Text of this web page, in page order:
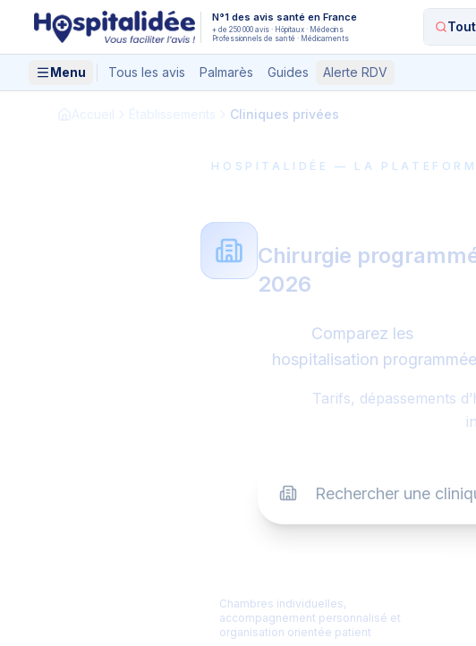
Aller au contenu principal N°1 des avis santé en France
+ de 250 000 avis · Hôpitaux · Médecins
Professionnels de santé · Médicaments
Tout
Menu Tous les avis Palmarès Guides Alerte RDV
Accueil Établissements Cliniques privées
HOSPITALIDÉE — LA
Chirurgie
2026
Comparez les
hospitalisation
Tarifs, dépassements
Chambres individuelles,
accompagnement personnalisé et
organisation orientée patient